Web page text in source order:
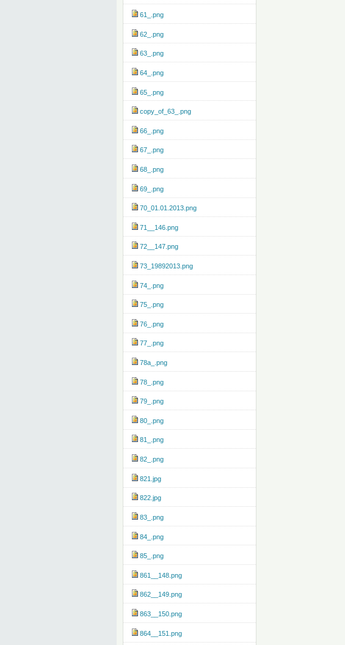
61_.png
62_.png
63_.png
64_.png
65_.png
copy_of_63_.png
66_.png
67_.png
68_.png
69_.png
70_01.01.2013.png
71__146.png
72__147.png
73_19892013.png
74_.png
75_.png
76_.png
77_.png
78a_.png
78_.png
79_.png
80_.png
81_.png
82_.png
821.jpg
822.jpg
83_.png
84_.png
85_.png
861__148.png
862__149.png
863__150.png
864__151.png